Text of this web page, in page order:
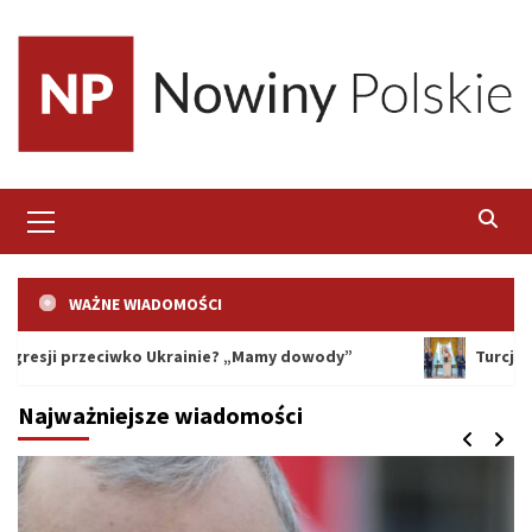
content
Menu
WAŻNE WIADOMOŚCI
Ukrainie? „Mamy dowody” Turcja, Arabia
Najważniejsze wiadomości